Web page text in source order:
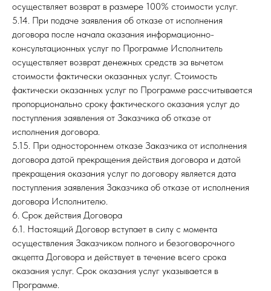
осуществляет возврат в размере 100% стоимости услуг.
5.14. При подаче заявления об отказе от исполнения
договора после начала оказания информационно-
консультационных услуг по Программе Исполнитель
осуществляет возврат денежных средств за вычетом
стоимости фактически оказанных услуг. Стоимость
фактически оказанных услуг по Программе рассчитывается
пропорционально сроку фактического оказания услуг до
поступления заявления от Заказчика об отказе от
исполнения договора.
5.15. При одностороннем отказе Заказчика от исполнения
договора датой прекращения действия договора и датой
прекращения оказания услуг по договору является дата
поступления заявления Заказчика об отказе от исполнения
договора Исполнителю.
6. Срок действия Договора
6.1. Настоящий Договор вступает в силу с момента
осуществления Заказчиком полного и безоговорочного
акцепта Договора и действует в течение всего срока
оказания услуг. Срок оказания услуг указывается в
Программе.